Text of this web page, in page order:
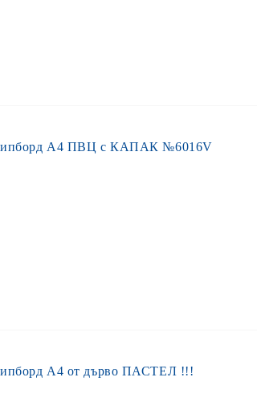
А4 ПВЦ с КАПАК №6016V
А4 от дърво ПАСТЕЛ !!!